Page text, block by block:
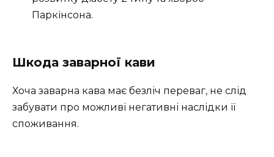
Паркінсона.
Шкода заварної кави
Хоча заварна кава має безліч переваг, не слід
забувати про можливі негативні наслідки її
споживання.